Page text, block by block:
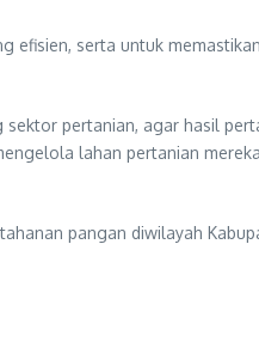
efisien, serta untuk
pertanian, agar hasil
lahan pertanian
pangan diwilayah